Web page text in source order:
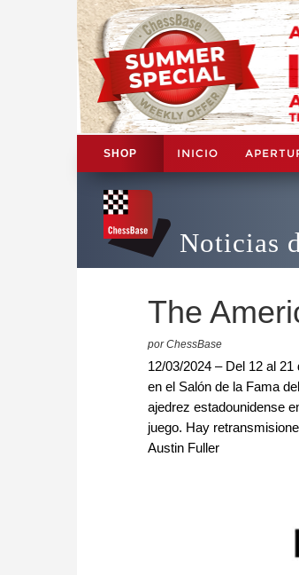
SHOP INICIO
Noticias
The
por ChessBase
12/03/2024 – Del 12 al
en el Salón de la Fama
ajedrez estadounidense
juego. Hay
Austin Fuller